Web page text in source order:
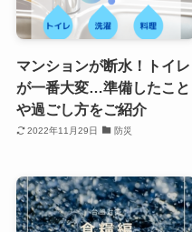
マンションが断水！トイレ
が一番大変…準備したこと
や過ごし方をご紹介
2022年11月29日 防災